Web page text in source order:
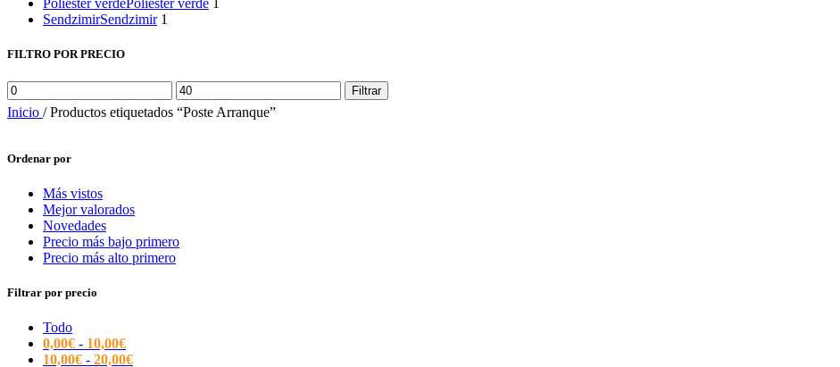
SendzimirSendzimir 1
FILTRO POR PRECIO
Precio
mínimo
Precio
máximo
Filtrar
Inicio / Productos etiquetados “Poste Arranque”
Ordenar por
Más vistos
Mejor valorados
Novedades
Precio más bajo primero
Precio más alto primero
Filtrar por precio
Todo
0,00€ - 10,00€
10,00€ - 20,00€